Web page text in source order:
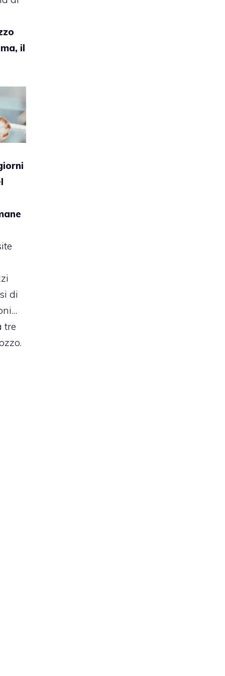
il
di
tre